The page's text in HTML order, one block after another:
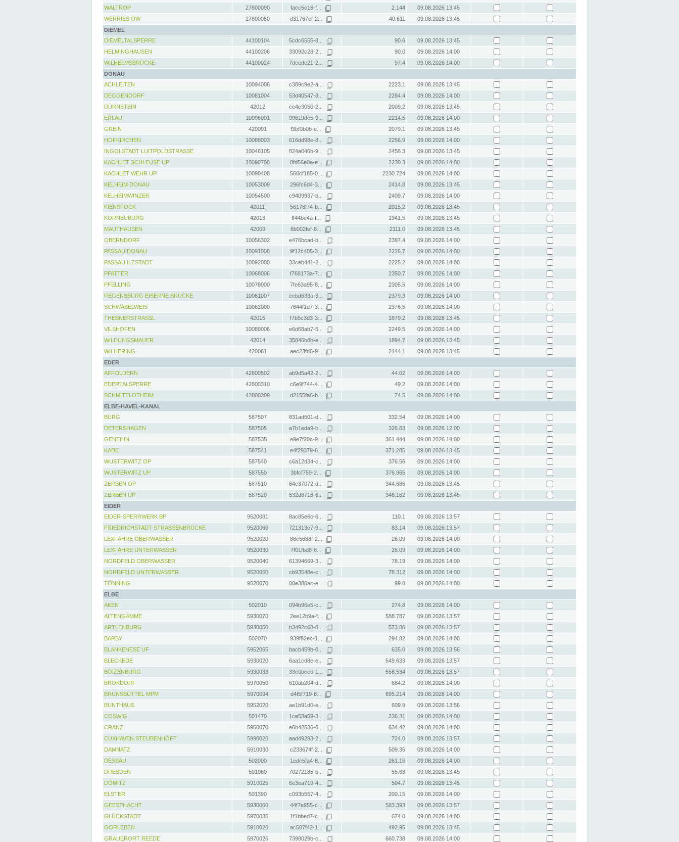
WALTROP
27800090 facc5c16-f... 2.144
09.08.2026 13:45
WERRIES OW
27800050 d31767ef-2... 40.611
09.08.2026 13:45
DIEMEL
DIEMELTALSPERRE
44100104 5cdc6555-8... 90.6
09.08.2026 13:45
HELMINGHAUSEN
44100206 33092c28-2... 90.0
09.08.2026 14:00
WILHELMSBRÜCKE
44100024 7deedc21-2... 97.4
09.08.2026 14:00
DONAU
ACHLEITEN
10094006 c389c9e2-a... 2223.1
09.08.2026 13:45
DEGGENDORF
10081004 53d40547-8... 2284.4
09.08.2026 14:00
DÜRNSTEIN
42012 ce4e3050-2... 2009.2
09.08.2026 13:45
ERLAU
10096001 99619dc5-9... 2214.5
09.08.2026 14:00
GREIN
420091 f3bf0b0b-e... 2079.1
09.08.2026 13:45
HOFKIRCHEN
10088003 616dd98e-8... 2256.9
09.08.2026 14:00
INGOLSTADT LUITPOLDSTRASSE
10046105 824a046b-9... 2458.3
09.08.2026 13:45
KACHLET SCHLEUSE UP
10090708 0fd56e0a-e... 2230.3
09.08.2026 14:00
KACHLET WEHR UP
10090408 560cf185-0... 2230.724
09.08.2026 14:00
KELHEIM DONAU
10053009 296fc6d4-3... 2414.8
09.08.2026 13:45
KELHEIMWINZER
10054500 c9409937-b... 2409.7
09.08.2026 14:00
KIENSTOCK
42011 56178f74-b... 2015.2
09.08.2026 13:45
KORNEUBURG
42013 ff44be4a-f... 1941.5
09.08.2026 13:45
MAUTHAUSEN
42009 6b002fef-8... 2111.0
09.08.2026 13:45
OBERNDORF
10056302 e476bcad-b... 2397.4
09.08.2026 14:00
PASSAU DONAU
10091008 9f12c405-3... 2226.7
09.08.2026 14:00
PASSAU ILZSTADT
10092000 33ceb441-2... 2225.2
09.08.2026 14:00
PFATTER
10068006 f768173a-7... 2350.7
09.08.2026 14:00
PFELLING
10078000 7fe63a95-8... 2305.5
09.08.2026 14:00
REGENSBURG EISERNE BRÜCKE
10061007 eebd633a-3... 2379.3
09.08.2026 14:00
SCHWABELWEIS
10062000 7644f1d7-3... 2376.5
09.08.2026 14:00
THEBNERSTRASSL
42015 f7b5c3d3-3... 1879.2
09.08.2026 13:45
VILSHOFEN
10089006 e6d68ab7-5... 2249.5
09.08.2026 14:00
WILDUNGSMAUER
42014 35846b8b-e... 1894.7
09.08.2026 13:45
WILHERING
420061 aec23fd6-9... 2144.1
09.08.2026 13:45
EDER
AFFOLDERN
42800502 ab9d5a42-2... 44.02
09.08.2026 14:00
EDERTALSPERRE
42800310 c6e9f744-4... 49.2
09.08.2026 14:00
SCHMITTLOTHEIM
42800309 d2155fa6-b... 74.5
09.08.2026 14:00
ELBE-HAVEL-KANAL
BURG
587507 831ad501-d... 332.54
09.08.2026 14:00
DETERSHAGEN
587505 a7b1eda9-b... 326.83
09.08.2026 12:00
GENTHIN
587535 e9e7f20c-9... 361.444
09.08.2026 14:00
KADE
587541 e4f29379-6... 371.285
09.08.2026 13:45
WUSTERWITZ OP
587540 c6a12d34-c... 376.56
09.08.2026 14:00
WUSTERWITZ UP
587550 3bfcf759-2... 376.965
09.08.2026 14:00
ZERBEN OP
587510 64c37072-d... 344.686
09.08.2026 13:45
ZERBEN UP
587520 532d8718-6... 346.162
09.08.2026 13:45
EIDER
EIDER-SPERRWERK BP
9520081 8ac85e6c-6... 110.1
09.08.2026 13:57
FRIEDRICHSTADT STRASSENBRÜCKE
9520060 721313e7-9... 83.14
09.08.2026 13:57
LEXFÄHRE OBERWASSER
9520020 86c5688f-2... 26.09
09.08.2026 14:00
LEXFÄHRE UNTERWASSER
9520030 7f01fbd8-6... 26.09
09.08.2026 14:00
NORDFELD OBERWASSER
9520040 61394669-3... 78.19
09.08.2026 14:00
NORDFELD UNTERWASSER
9520050 cb93548e-c... 78.312
09.08.2026 14:00
TÖNNING
9520070 00e386ac-e... 99.8
09.08.2026 14:00
ELBE
AKEN
502010 094b96e5-c... 274.8
09.08.2026 14:00
ALTENGAMME
5930070 2ee12b9a-f... 588.787
09.08.2026 13:57
ARTLENBURG
5930050 b3492c68-8... 573.86
09.08.2026 13:57
BARBY
502070 939f82ec-1... 294.82
09.08.2026 14:00
BLANKENESE UF
5952065 bacb459b-0... 635.0
09.08.2026 13:56
BLECKEDE
5930020 6aa1cd8e-e... 549.633
09.08.2026 13:57
BOIZENBURG
5930033 33e0bce0-1... 558.534
09.08.2026 13:57
BROKDORF
5970050 610ab204-d... 684.2
09.08.2026 14:00
BRUNSBÜTTEL MPM
5970094 d4f5f719-8... 695.214
09.08.2026 14:00
BUNTHAUS
5952020 ae1b91d0-e... 609.9
09.08.2026 13:56
COSWIG
501470 1ce53a59-3... 236.31
09.08.2026 14:00
CRANZ
5950070 e6b42536-6... 634.42
09.08.2026 14:00
CUXHAVEN STEUBENHÖFT
5990020 aad49293-2... 724.0
09.08.2026 13:57
DAMNATZ
5910030 c233674f-2... 509.35
09.08.2026 14:00
DESSAU
502000 1edc5fa4-8... 261.16
09.08.2026 14:00
DRESDEN
501060 70272185-b... 55.63
09.08.2026 13:45
DÖMITZ
5910025 6e3ea719-4... 504.7
09.08.2026 13:45
ELSTER
501390 c093b557-4... 200.15
09.08.2026 14:00
GEESTHACHT
5930060 44f7e955-c... 583.393
09.08.2026 13:57
GLÜCKSTADT
5970035 1f1bbed7-c... 674.0
09.08.2026 14:00
GORLEBEN
5910020 ac507f42-1... 492.95
09.08.2026 13:45
GRAUERORT REEDE
5970026 7398029b-c... 660.738
09.08.2026 14:00